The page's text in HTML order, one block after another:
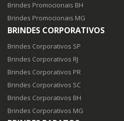
Brindes Promocionais BH
Brindes Promocionais MG
BRINDES CORPORATIVOS
Brindes Corporativos SP
Brindes Corporativos RJ
Brindes Corporativos PR
Brindes Corporativos SC
Brindes Corporativos BH
Brindes Corporativos MG